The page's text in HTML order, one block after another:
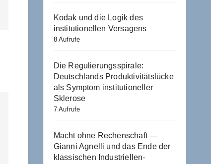
Kodak und die Logik des
institutionellen Versagens
8 Aufrufe
Die Regulierungsspirale:
Deutschlands Produktivitätslücke
als Symptom institutioneller
Sklerose
7 Aufrufe
Macht ohne Rechenschaft —
Gianni Agnelli und das Ende der
klassischen Industriellen-